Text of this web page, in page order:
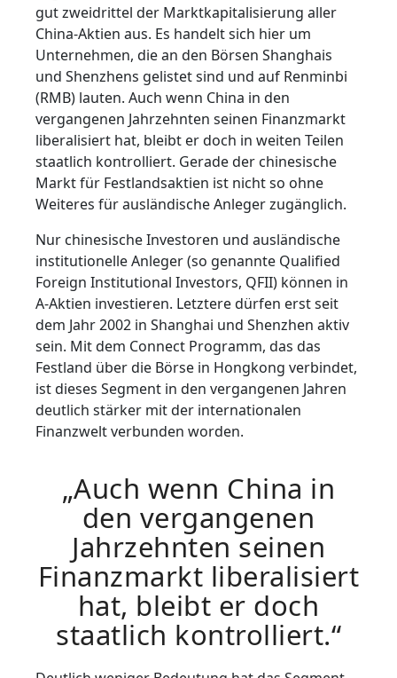
gut zweidrittel der Marktkapitalisierung aller
China-Aktien aus. Es handelt sich hier um
Unternehmen, die an den Börsen Shanghais
und Shenzhens gelistet sind und auf Renminbi
(RMB) lauten. Auch wenn China in den
vergangenen Jahrzehnten seinen Finanzmarkt
liberalisiert hat, bleibt er doch in weiten Teilen
staatlich kontrolliert. Gerade der chinesische
Markt für Festlandsaktien ist nicht so ohne
Weiteres für ausländische Anleger zugänglich.
Nur chinesische Investoren und ausländische
institutionelle Anleger (so genannte Qualified
Foreign Institutional Investors, QFII) können in
A-Aktien investieren. Letztere dürfen erst seit
dem Jahr 2002 in Shanghai und Shenzhen aktiv
sein. Mit dem Connect Programm, das das
Festland über die Börse in Hongkong verbindet,
ist dieses Segment in den vergangenen Jahren
deutlich stärker mit der internationalen
Finanzwelt verbunden worden.
„Auch wenn China in
den vergangenen
Jahrzehnten seinen
Finanzmarkt liberalisiert
hat, bleibt er doch
staatlich kontrolliert.“